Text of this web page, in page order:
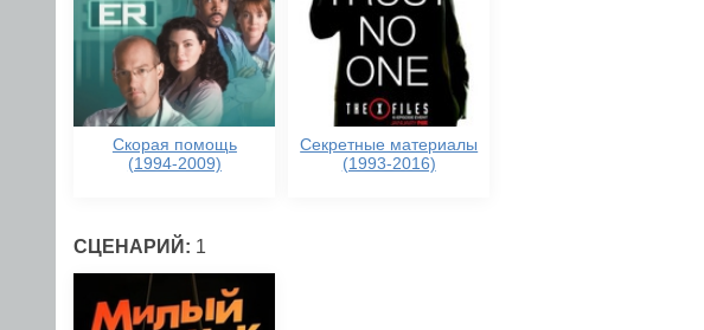
Скорая помощь
(1994-2009)
Секретные материалы
(1993-2016)
СЦЕНАРИЙ: 1